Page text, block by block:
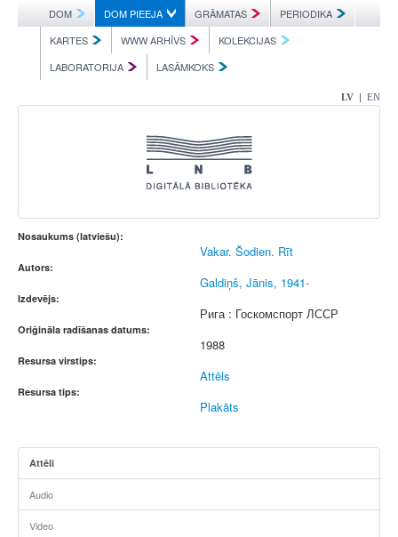
DOM DOM PIEEJA GRĀMATAS
PERIODIKA
KARTES
WWW ARHĪVS
KOLEKCIJAS
LABORATORIJA
LASĀMKOKS
LV | EN
Nosaukums (latviešu):
Vakar. Šodien. Rīt
Autors:
Galdiņš, Jānis, 1941-
Izdevējs:
Рига : Госкомспорт ЛССР
Oriģināla radīšanas datums:
1988
Resursa virstips:
Attēls
Resursa tips:
Plakāts
Attēli
Audio
Video